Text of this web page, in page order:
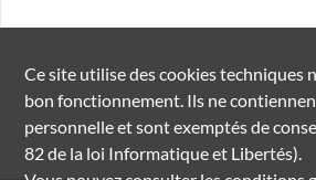
Ce site utilise descookiestechniques
bon fonctionnement. Ils ne
personnelle et sont exemptés de
82 de la loi Informatique et Libertés).